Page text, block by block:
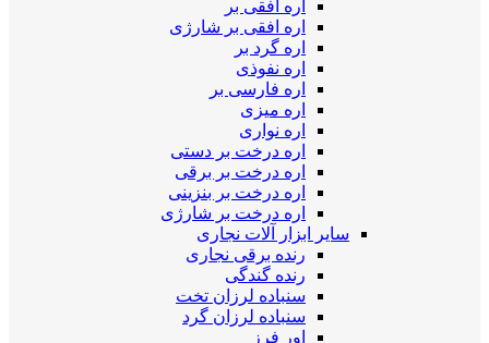
اره افقی بر
اره افقی بر شارژی
اره گرد بر
اره نفوذی
اره فارسی بر
اره میزی
اره نواری
اره درخت بر دستی
اره درخت بر برقی
اره درخت بر بنزینی
اره درخت بر شارژی
سایر ابزار آلات نجاری
رنده برقی نجاری
رنده گندگی
سنباده لرزان تخت
سنباده لرزان گرد
اور فرز